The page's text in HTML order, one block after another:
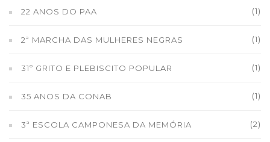
22 ANOS DO PAA (1)
2ª MARCHA DAS MULHERES NEGRAS (1)
31º GRITO E PLEBISCITO POPULAR (1)
35 ANOS DA CONAB (1)
3ª ESCOLA CAMPONESA DA MEMÓRIA (2)